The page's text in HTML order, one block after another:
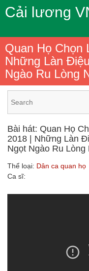
Cải lương
Quan Họ Chọn
Những Làn
Ngào Ru Lòng
Bài hát: Quan Họ
2018 | Những Làn
Ngọt Ngào Ru
Thể loại: Dân ca quan họ
Ca sĩ: